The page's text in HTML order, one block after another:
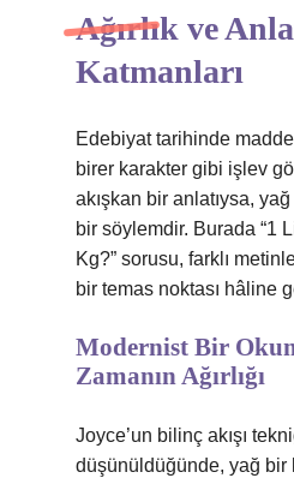
Ağırlık ve
Katmanları
Edebiyat tarihinde
birer karakter gibi işlev
akışkan bir anlatıysa,
bir söylemdir. Burada “1
Kg?” sorusu, farklı
bir temas noktası hâline
Modernist Bir
Zamanın Ağırlığı
Joyce’un bilinç akışı
düşünüldüğünde, yağ bir